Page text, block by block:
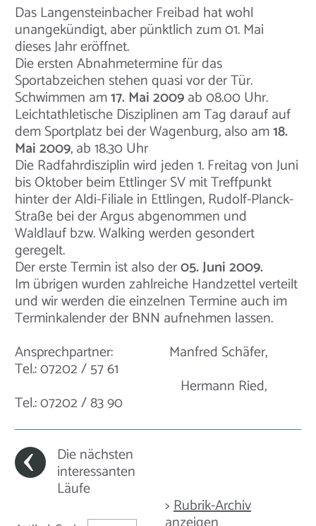
Das Langensteinbacher Freibad hat wohl
unangekündigt, aber pünktlich zum 01. Mai
dieses Jahr eröffnet.
Die ersten Abnahmetermine für das
Sportabzeichen stehen quasi vor der Tür.
Schwimmen am17. Mai 2009ab 08.00 Uhr.
Leichtathletische Disziplinen am Tag darauf auf
dem Sportplatz bei der Wagenburg, also am18.
Mai 2009, ab 18.30 Uhr
Die Radfahrdisziplin wird jeden 1. Freitag von Juni
bis Oktober beim Ettlinger SV mit Treffpunkt
hinter der Aldi-Filiale in Ettlingen, Rudolf-Planck-
Straße bei der Argus abgenommen und
Waldlauf bzw. Walking werden gesondert
geregelt.
Der erste Termin ist also der05. Juni 2009.
Im übrigen wurden zahlreiche Handzettel verteilt
und wir werden die einzelnen Termine auch im
Terminkalender der BNN aufnehmen lassen.
Ansprechpartner: Manfred Schäfer,
Tel.: 07202 / 57 61
Hermann Ried,
Tel.: 07202 / 83 90
Die nächsten
interessanten
Läufe
>Rubrik-Archiv